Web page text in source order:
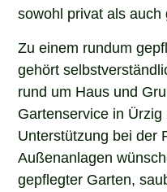
sowohl privat als auch
Zu einem rundum
gehört
rund um Haus und
Gartenservice in
Unterstützung bei der
Außenanlagen
gepflegter Garten,